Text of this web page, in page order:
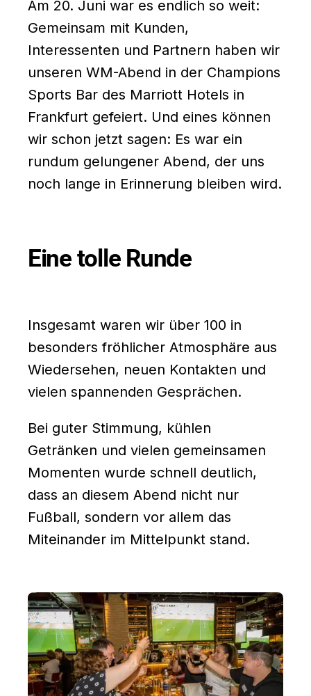
Am 20. Juni war es endlich so weit:
Gemeinsam mit Kunden,
Interessenten und Partnern haben wir
unseren WM-Abend in der Champions
Sports Bar des Marriott Hotels in
Frankfurt gefeiert. Und eines können
wir schon jetzt sagen: Es war ein
rundum gelungener Abend, der uns
noch lange in Erinnerung bleiben wird.
Eine tolle Runde
Insgesamt waren wir über 100 in
besonders fröhlicher Atmosphäre aus
Wiedersehen, neuen Kontakten und
vielen spannenden Gesprächen.
Bei guter Stimmung, kühlen
Getränken und vielen gemeinsamen
Momenten wurde schnell deutlich,
dass an diesem Abend nicht nur
Fußball, sondern vor allem das
Miteinander im Mittelpunkt stand.